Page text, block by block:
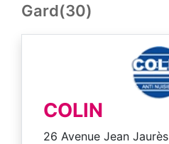
Gard(30)
COLIN
26 Avenue Jean Jaurès